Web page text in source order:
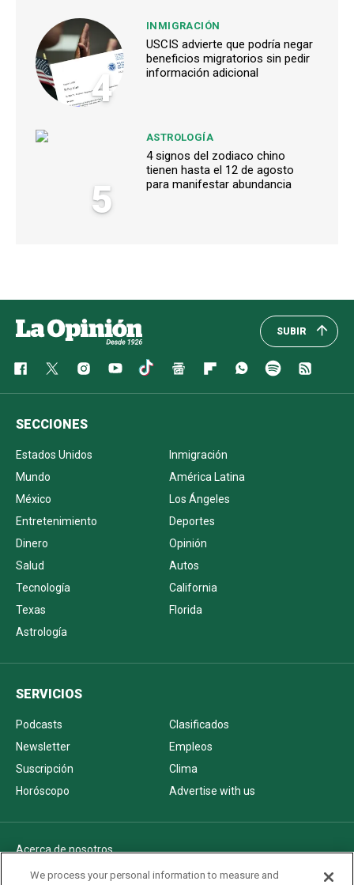
4
INMIGRACIÓN
USCIS advierte que podría negar
beneficios migratorios sin pedir
información adicional
5
ASTROLOGÍA
4 signos del zodiaco chino
tienen hasta el 12 de agosto
para manifestar abundancia
SUBIR
SECCIONES
Estados Unidos
Inmigración
Mundo
América Latina
México
Los Ángeles
Entretenimiento
Deportes
Dinero
Opinión
Salud
Autos
Tecnología
California
Texas
Florida
Astrología
SERVICIOS
Podcasts
Clasificados
Newsletter
Empleos
Suscripción
Clima
Horóscopo
Advertise with us
Acerca de nosotros
Politica de privacidad
We process your personal information to measure and